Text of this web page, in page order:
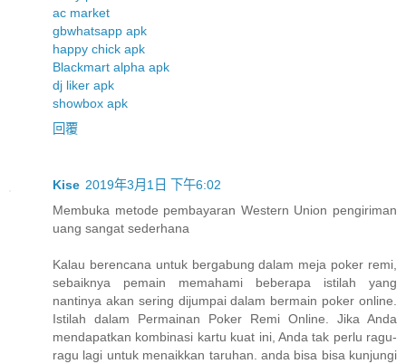
ac market
gbwhatsapp apk
happy chick apk
Blackmart alpha apk
dj liker apk
showbox apk
回覆
Kise 2019年3月1日 下午6:02
Membuka metode pembayaran Western Union pengiriman
uang sangat sederhana
Kalau berencana untuk bergabung dalam meja poker remi,
sebaiknya pemain memahami beberapa istilah yang
nantinya akan sering dijumpai dalam bermain poker online.
Istilah dalam Permainan Poker Remi Online. Jika Anda
mendapatkan kombinasi kartu kuat ini, Anda tak perlu ragu-
ragu lagi untuk menaikkan taruhan. anda bisa bisa kunjungi